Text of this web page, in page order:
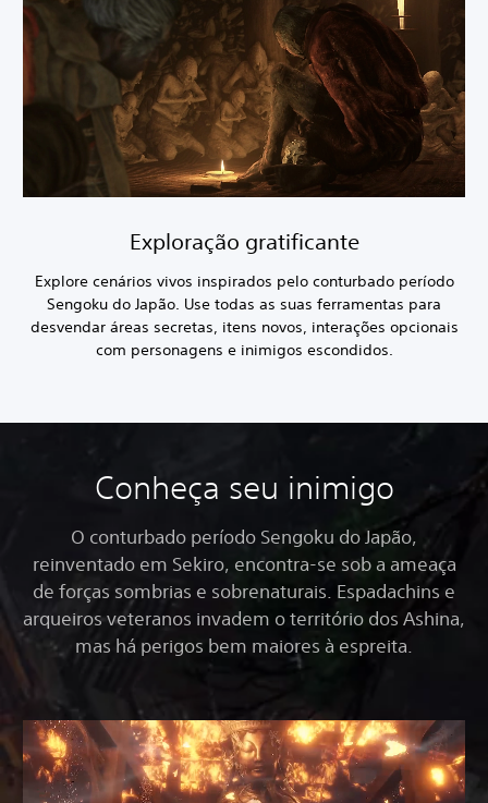
Exploração gratificante
Explore cenários vivos inspirados pelo conturbado período
Sengoku do Japão. Use todas as suas ferramentas para
desvendar áreas secretas, itens novos, interações opcionais
com personagens e inimigos escondidos.
Conheça seu inimigo
O conturbado período Sengoku do Japão,
reinventado em Sekiro, encontra-se sob a ameaça
de forças sombrias e sobrenaturais. Espadachins e
arqueiros veteranos invadem o território dos Ashina,
mas há perigos bem maiores à espreita.